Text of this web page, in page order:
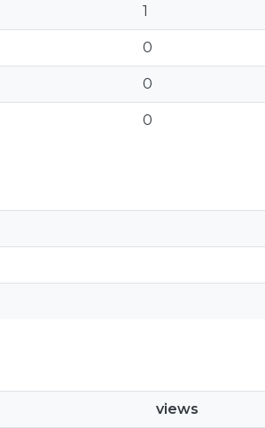
1
0
0
0
views